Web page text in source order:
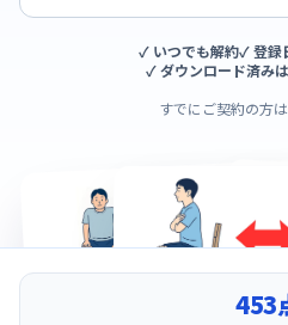
✓ いつでも解約✓ 登録
✓ ダウンロード済み
すでにご契約の方は
実物の16:9スライド。回数バッ
453